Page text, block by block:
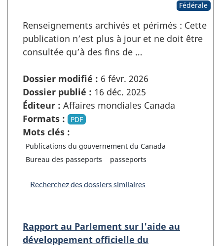
Fédérale
Renseignements archivés et périmés : Cette
publication n’est plus à jour et ne doit être
consultée qu’à des fins de …
Dossier modifié : 6 févr. 2026
Dossier publié : 16 déc. 2025
Éditeur : Affaires mondiales Canada
Formats :
PDF
Mots clés :
Publications du gouvernement du Canada
Bureau des passeports
passeports
Recherchez des dossiers similaires
Rapport au Parlement sur l'aide au
développement officielle du